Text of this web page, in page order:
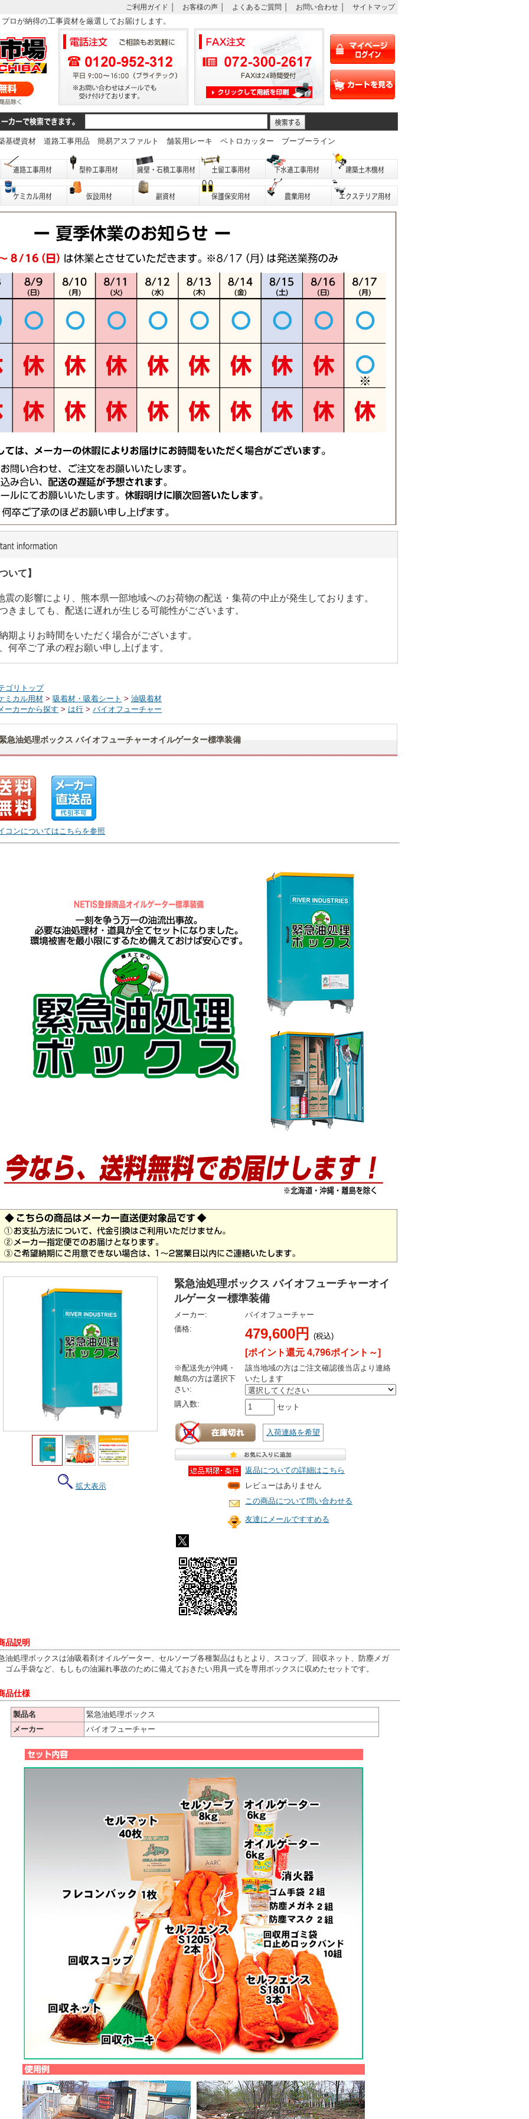
ご利用ガイド お客様の声 よくあるご質問 お問い合わせ サイトマップ
ロが納得の工事資材を厳選してお届けします。
基礎資材 道路工事用品 簡易アスファルト 舗装用レーキ ペトロカッター ブーブーライン
いて】
の影響により、熊本県一部地域へのお荷物の配送・集荷の中止が発生しております。
きましても、配送に遅れが生じる可能性がございます。
期よりお時間をいただく場合がございます。
何卒ご了承の程お願い申し上げます。
ゴリトップ
ミカル用材 > 吸着材・吸着シート > 油吸着材
ーカーから探す > は行 > バイオフューチャー
急油処理ボックス バイオフューチャーオイルゲーター標準装備
コンについてはこちらを参照
拡大表示
緊急油処理ボックス バイオフューチャーオイ
ルゲーター標準装備
メーカー:
バイオフューチャー
価格:
479,600円 (税込)
[ポイント還元 4,796ポイント～]
※配送先が沖縄・
離島の方は選択下
さい:
該当地域の方はご注文確認後当店より連絡
いたします
購入数: セット
入荷連絡を希望
返品についての詳細はこちら
レビューはありません
この商品について問い合わせる
友達にメールですすめる
品説明
油処理ボックスは油吸着剤オイルゲーター、セルソープ各種製品はもとより、スコップ、回収ネット、防塵メガ
ゴム手袋など、もしもの油漏れ事故のために備えておきたい用具一式を専用ボックスに収めたセットです。
品仕様
製品名
緊急油処理ボックス
メーカー
バイオフューチャー